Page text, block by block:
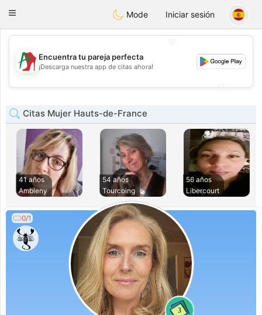
Amami Ora
Toggle
Mode Iniciar sesión
💖
💕
Encuentra tu pareja perfecta
¡Descarga nuestra app de citas ahora!
Citas Mujer Hauts-de-France
41 años
Ambleny
54 años
Tourcoing
56 años
Libercourt
0/1
3